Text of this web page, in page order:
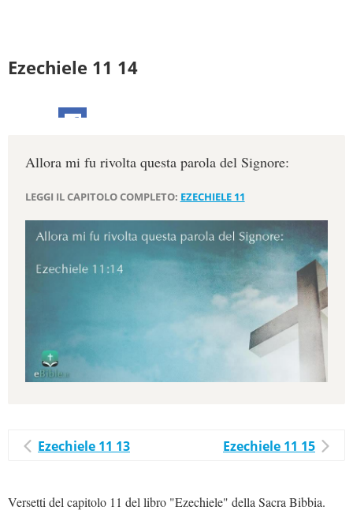
Ezechiele 11 14
Allora mi fu rivolta questa parola del Signore:
LEGGI IL CAPITOLO COMPLETO: EZECHIELE 11
Ezechiele 11 13 Ezechiele 11 15
Versetti del capitolo 11 del libro "Ezechiele" della Sacra Bibbia.